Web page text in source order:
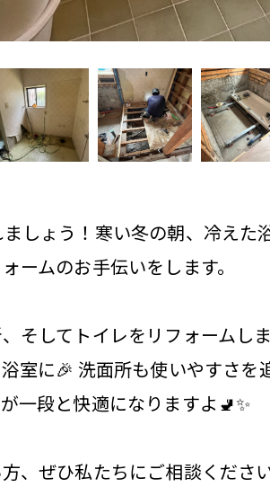
しょう！寒い冬の朝、冷え
ームのお手伝いをします。
そしてトイレをリフォームし
室に🎉 洗面所も使いやすさ
一段と快適になりますよ🚽✨
、ぜひ私たちにご相談くださ